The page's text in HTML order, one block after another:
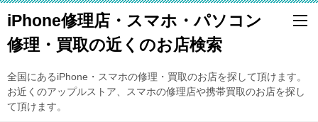
iPhone修理店・スマホ・パソコン
修理・買取の近くのお店検索
全国にあるiPhone・スマホの修理・買取のお店を探して頂けます。
お近くのアップルストア、スマホの修理店や携帯買取のお店を探し
て頂けます。